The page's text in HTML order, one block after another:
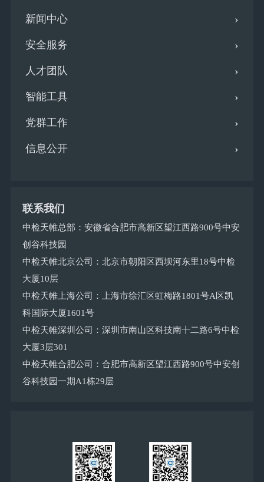
新闻中心
安全服务
人才团队
智能工具
党群工作
信息公开
联系我们
中检天帷总部：安徽省合肥市高新区望江西路900号中安
创谷科技园
中检天帷北京公司：北京市朝阳区西坝河东里18号中检
大厦10层
中检天帷上海公司：上海市徐汇区虹梅路1801号A区凯
科国际大厦1601号
中检天帷深圳公司：深圳市南山区科技南十二路6号中检
大厦3层301
中检天帷合肥公司：合肥市高新区望江西路900号中安创
谷科技园一期A1栋29层